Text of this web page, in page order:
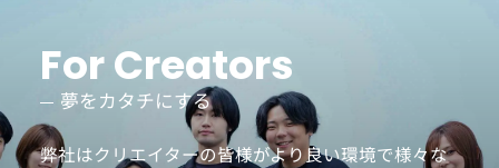
For Creators
夢をカタチにする
弊社はクリエイターの皆様がより良い環境で様々な